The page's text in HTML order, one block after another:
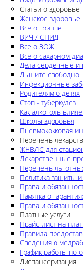
Статьи о здоровье
Женское здоровье
Все о гриппе
ВИЧ / СПИД
Все о ЗОЖ
Все о сахарном
Дела сердечные и
Дышите свободно
Инфекционные
Родителям о детях
Стоп - туберкулез
Как алкоголь
Школы здоровья
Пневмококковая
Перечень
ЖНВЛС для
Лекарственные
Перечень
Политика защиты
Права и
Памятка о
Права и
Платные услуги
Прайс-лист на
Правила
Сведения о
График работы по
Диспансеризация